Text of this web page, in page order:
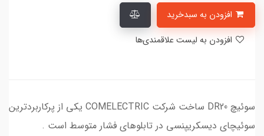
سوئیچ DR20 ساخت شرکت COMELECTRIC یکی از پرکاربردترین
سوئیچای دیسکریپنسی در تابلوهای فشار متوسط است .